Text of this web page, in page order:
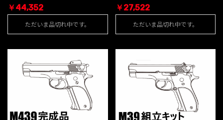
￥44,352
ただいま品切れ中です。
￥27,522
ただいま品切れ中です。